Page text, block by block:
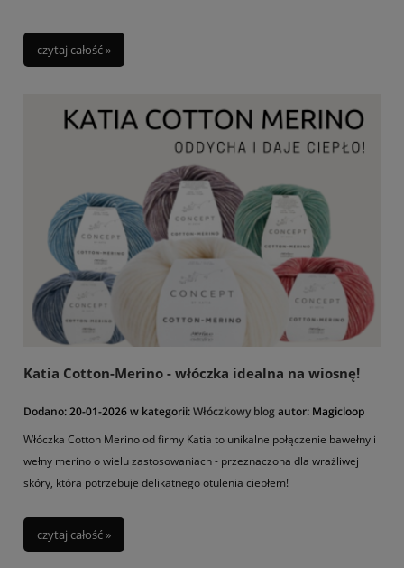
czytaj całość »
Katia Cotton-Merino - włóczka idealna na wiosnę!
Dodano:20-01-2026w kategorii:Włóczkowy blog autor: Magicloop
Włóczka Cotton Merino od firmy Katia to unikalne połączenie bawełny i
wełny merino o wielu zastosowaniach - przeznaczona dla wrażliwej
skóry, która potrzebuje delikatnego otulenia ciepłem!
czytaj całość »